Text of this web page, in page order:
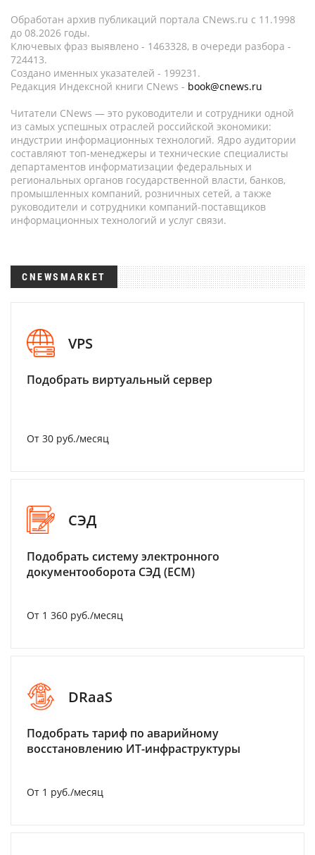
Обработан архив публикаций портала CNews.ru c 11.1998
до 08.2026 годы.
Ключевых фраз выявлено - 1463328, в очереди разбора -
724413.
Создано именных указателей - 199231.
Редакция Индексной книги CNews - book@cnews.ru
Читатели CNews — это руководители и сотрудники одной
из самых успешных отраслей российской экономики:
индустрии информационных технологий. Ядро аудитории
составляют топ-менеджеры и технические специалисты
департаментов информатизации федеральных и
региональных органов государственной власти, банков,
промышленных компаний, розничных сетей, а также
руководители и сотрудники компаний-поставщиков
информационных технологий и услуг связи.
CNEWSMARKET
VPS
Подобрать виртуальный сервер
От 30 руб./месяц
СЭД
Подобрать систему электронного
документооборота СЭД (ECM)
От 1 360 руб./месяц
DRaaS
Подобрать тариф по аварийному
восстановлению ИТ-инфраструктуры
От 1 руб./месяц